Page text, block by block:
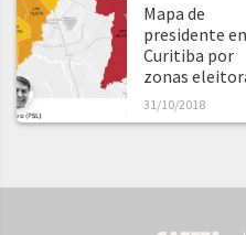
Mapa de
presidente
Curitiba por
zonas
31/10/2018